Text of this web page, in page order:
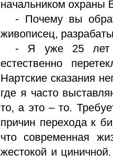
начальником охраны
- Почему вы
живописец,
- Я уже 25 лет
естественно
Нартские сказания
где я часто
то, а это – то.
причин перехода к
что современная
жестокой и